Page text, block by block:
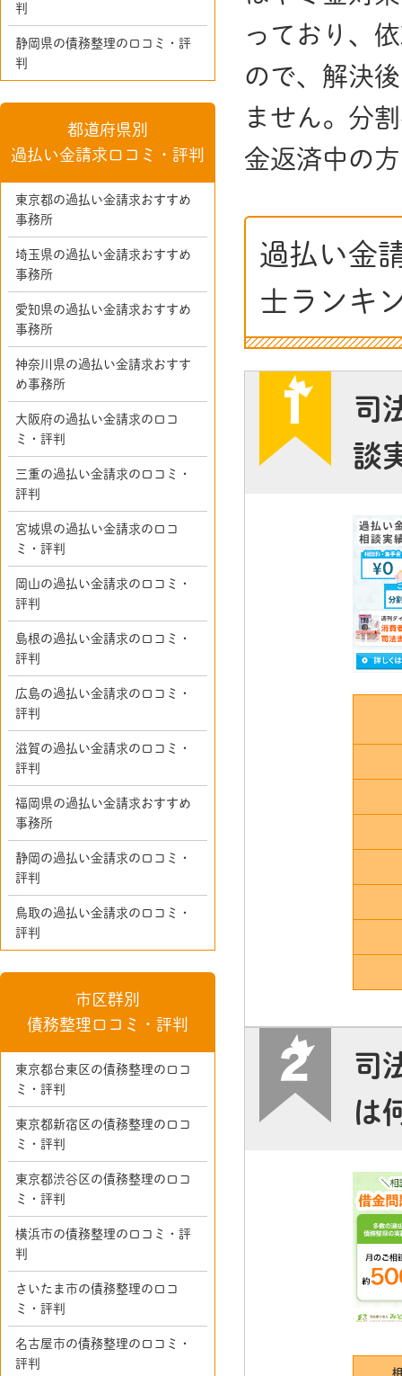
っており、
ので、解決
ません。分
金返済中の
過払い金
士ランキ
司
談
司
は
判
静岡県の債務整理の口コミ・評
判
都道府県別
過払い金請求口コミ・評判
東京都の過払い金請求おすすめ
事務所
埼玉県の過払い金請求おすすめ
事務所
愛知県の過払い金請求おすすめ
事務所
神奈川県の過払い金請求おすす
め事務所
大阪府の過払い金請求の口コ
ミ・評判
三重の過払い金請求の口コミ・
評判
宮城県の過払い金請求の口コ
ミ・評判
岡山の過払い金請求の口コミ・
評判
島根の過払い金請求の口コミ・
評判
広島の過払い金請求の口コミ・
評判
滋賀の過払い金請求の口コミ・
評判
福岡県の過払い金請求おすすめ
事務所
静岡の過払い金請求の口コミ・
評判
鳥取の過払い金請求の口コミ・
評判
市区群別
債務整理口コミ・評判
東京都台東区の債務整理の口コ
ミ・評判
東京都新宿区の債務整理の口コ
ミ・評判
東京都渋谷区の債務整理の口コ
ミ・評判
横浜市の債務整理の口コミ・評
判
さいたま市の債務整理の口コ
ミ・評判
名古屋市の債務整理の口コミ・
評判